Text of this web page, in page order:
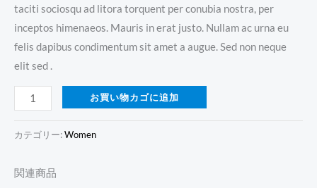
taciti sociosqu ad litora torquent per conubia nostra, per
inceptos himenaeos. Mauris in erat justo. Nullam ac urna eu
felis dapibus condimentum sit amet a augue. Sed non neque
elit sed .
お買い物カゴに追加
カテゴリー:Women
関連商品